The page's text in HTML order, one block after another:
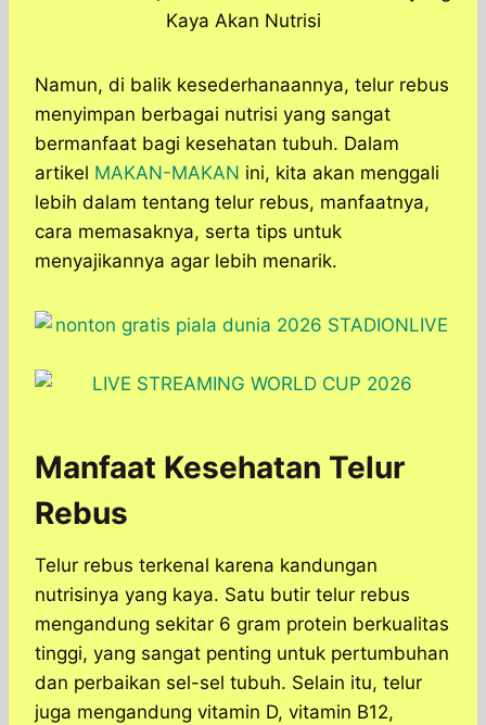
Namun, di balik kesederhanaannya, telur rebus
menyimpan berbagai nutrisi yang sangat
bermanfaat bagi kesehatan tubuh. Dalam
artikel MAKAN-MAKAN ini, kita akan menggali
lebih dalam tentang telur rebus, manfaatnya,
cara memasaknya, serta tips untuk
menyajikannya agar lebih menarik.
Manfaat Kesehatan Telur
Rebus
Telur rebus terkenal karena kandungan
nutrisinya yang kaya. Satu butir telur rebus
mengandung sekitar 6 gram protein berkualitas
tinggi, yang sangat penting untuk pertumbuhan
dan perbaikan sel-sel tubuh. Selain itu, telur
juga mengandung vitamin D, vitamin B12,